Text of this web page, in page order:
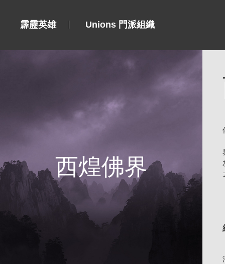
霹靂英雄 Unions 門派組織
西煌佛界